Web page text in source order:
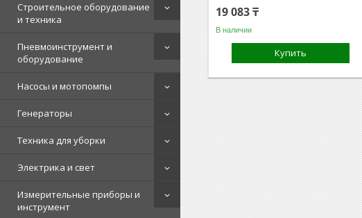
Строительное оборудование
и техника
Пневмоинструмент и
оборудование
Насосы и мотопомпы
Генераторы
Техника для уборки
Электрика и свет
Измерительные приборы и
инструмент
19 083 ₸
В наличии
Купить